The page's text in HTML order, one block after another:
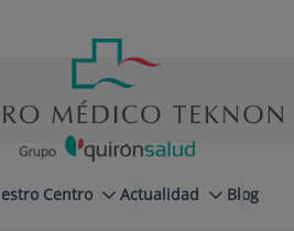
Centro Actualidad Blog